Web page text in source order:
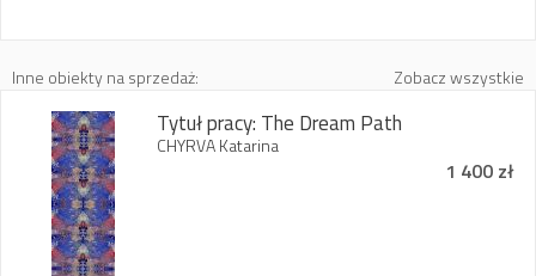
Inne obiekty na sprzedaż: Zobacz wszystkie
Tytuł pracy: The Dream Path
CHYRVA Katarina
1 400 zł